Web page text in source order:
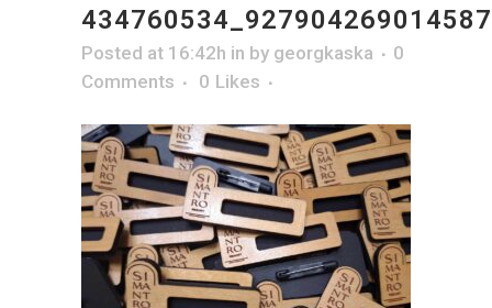
Posted at 16:42h in by georgkaska
0
Comments
0 Likes